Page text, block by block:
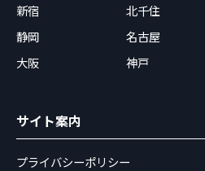
新宿
北千住
静岡
名古屋
大阪
神戸
サイト案内
プライバシーポリシー